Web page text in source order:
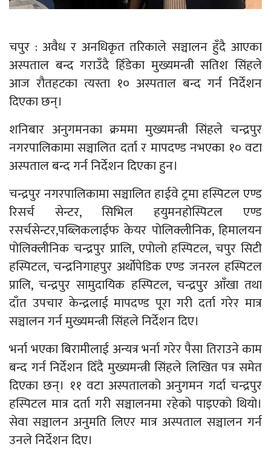
चपुर : अवैध र अनधिकृत तरिकाले सञ्चालन हुँदै आएका
अस्पताल बन्द गराउँदै हिँडेका मुख्यमन्त्री सतिश सिंहले
आज रौतहटका त्यस्ता १० अस्पताल बन्द गर्न निर्देशन
दिएका छन्।
शनिबार अनुगमनका क्रममा मुख्यमन्त्री सिंहले चन्द्रपुर
नगरपालिकामा सञ्चालित दर्ता र मापदण्ड नभएका १० वटा
अस्पताल बन्द गर्न निर्देशन दिएका हुन।
चन्द्रपुर नगरपालिकामा सञ्चालित हाईवे ट्रमा हस्पिटल एण्ड
रिसर्च सेन्टर, सिभिल हयुमनहोस्पिटल एण्ड
रसर्चसेन्टर,पब्लिकलाईफ केयर पोलिक्लीनिक, हिमालयन
पोलिक्लीनिक चन्द्रपुर प्रालि, एपोलो हस्पिटल, चपुर सिटी
हस्पिटल, चन्द्रनिगाहपुर अर्थोपेडिक एण्ड जनरल हस्पिटल
प्रालि, चन्द्रपुर सामुदायिक हस्पिटल, चन्द्रपुर आँखा तथा
दाँत उपचार केन्द्रलाई मापदण्ड पूरा गरी दर्ता गरेर मात्र
सञ्चालन गर्न मुख्यमन्त्री सिंहले निर्देशन दिए।
भर्ना भएका बिरामीलाई अन्यत्र भर्ना गरेर पैसा तिराउने काम
बन्द गर्न निर्देशन दिँदै मुख्यमन्त्री सिंहले लिखित पत्र समेत
दिएका छन्। ११ वटा अस्पतालको अनुगमन गर्दा चन्द्रपुर
हस्पिटल‍ मात्र दर्ता गरी सञ्चालनमा रहेको पाइएको थियो।
सेवा सञ्चालन अनुमति लिएर मात्र अस्पताल सञ्चालन गर्न
उनले निर्देशन दिए।